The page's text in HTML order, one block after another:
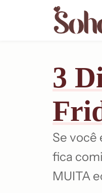
3
Se você
fica
MUITA